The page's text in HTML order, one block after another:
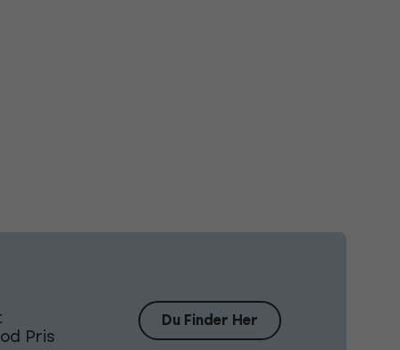
Pris
Du Finder Her